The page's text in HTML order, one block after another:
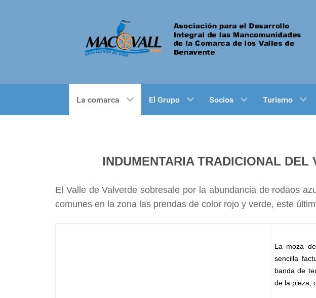
La comarca El Grupo Socios Turismo
INDUMENTARIA TRADICIONAL DEL
El Valle de Valverde sobresale por la abundancia de rodaos
comunes en la zona las prendas de color rojo y verde, este
La moza
sencilla
banda de
de la pieza,